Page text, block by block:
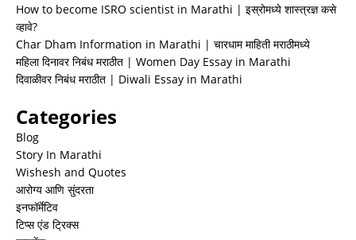
How to become ISRO scientist in Marathi | इस्रोमध्ये शास्त्रज्ञ कसे
व्हावे?
Char Dham Information in Marathi | चारधाम माहिती मराठीमध्ये
महिला दिनावर निबंध मराठीत | Women Day Essay in Marathi
दिवाळीवर निबंध मराठीत | Diwali Essay in Marathi
Categories
Blog
Story In Marathi
Wishesh and Quotes
आरोग्य आणि सुंदरता
इनफॉर्मेटिव
टिप्स एंड ट्रिक्स